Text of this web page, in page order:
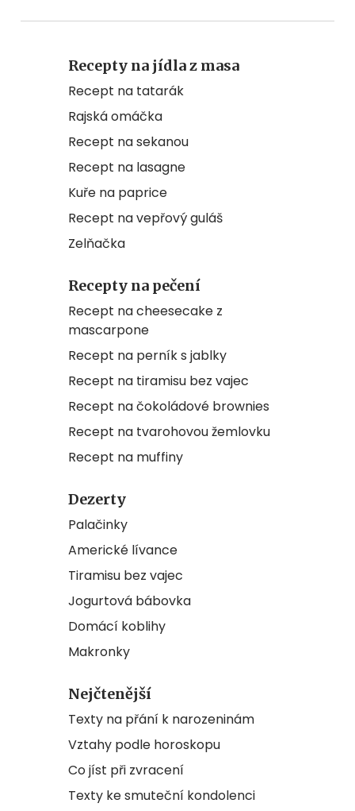
Recepty na jídla z masa
Recept na tatarák
Rajská omáčka
Recept na sekanou
Recept na lasagne
Kuře na paprice
Recept na vepřový guláš
Zelňačka
Recepty na pečení
Recept na cheesecake z
mascarpone
Recept na perník s jablky
Recept na tiramisu bez vajec
Recept na čokoládové brownies
Recept na tvarohovou žemlovku
Recept na muffiny
Dezerty
Palačinky
Americké lívance
Tiramisu bez vajec
Jogurtová bábovka
Domácí koblihy
Makronky
Nejčtenější
Texty na přání k narozeninám
Vztahy podle horoskopu
Co jíst při zvracení
Texty ke smuteční kondolenci